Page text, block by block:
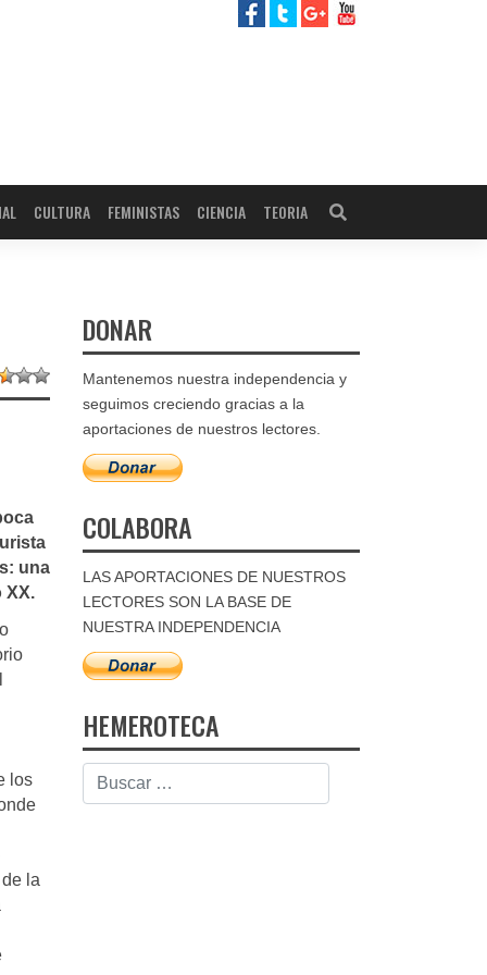
CULTURA FEMINISTAS CIENCIA TEORIA
una
XX.
los
la
DONAR
Mantenemos nuestra independencia y
seguimos creciendo gracias a la
aportaciones de nuestros lectores.
COLABORA
LAS APORTACIONES DE NUESTROS
LECTORES SON LA BASE DE
NUESTRA INDEPENDENCIA
HEMEROTECA